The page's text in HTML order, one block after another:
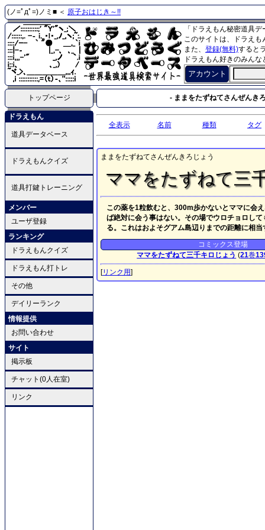
(ノ=ﾟдﾟ=)ノミ■ ＜ 原子おはじき～!!
「ドラえもん秘密道具
このサイトは、ドラえ
また、 登録(無料)すると
ドラえもん好きのみん
アカウント
トップページ - ままをたずねてさんぜんき
ドラえもん
道具データベース
ドラえもんクイズ
道具打鍵トレーニング
メンバー
ユーザ登録
ランキング
ドラえもんクイズ
ドラえもん打トレ
その他
デイリーランク
情報提供
お問い合わせ
サイト
掲示板
チャット(0人在室)
リンク
全表示 名前 種類 タグ
ままをたずねてさんぜんきろじょう
ママをたずねて三
この薬を1粒飲むと、300m歩かないとママに会
ば絶対に会う事はない。その場でウロチョロし
る。これはおよそグアム島辺りまでの距離に相当
コミックス登場
ママをたずねて三千キロじょう (21巻
[リンク用]